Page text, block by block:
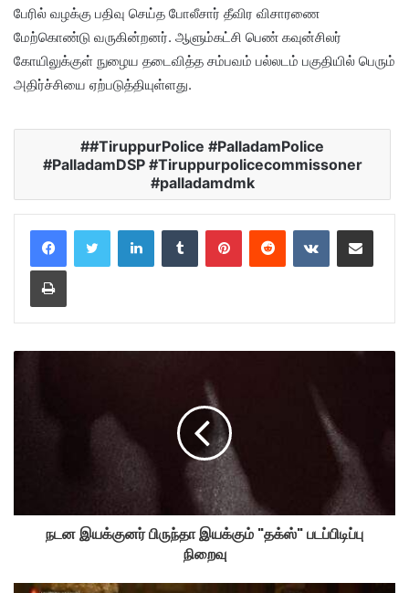
பேரில் வழக்கு பதிவு செய்த போலீசார் தீவிர விசாரணை
மேற்கொண்டு வருகின்றனர். ஆளும்கட்சி பெண் கவுன்சிலர்
கோயிலுக்குள் நுழைய தடைவித்த சம்பவம் பல்லடம் பகுதியில் பெரும்
அதிர்ச்சியை ஏற்படுத்தியுள்ளது.
#TiruppurPolice #PalladamPolice
#PalladamDSP #Tiruppurpolicecommissoner
#palladamdmk
LinkedInTumblr PinterestReddit VKontakteShare via Email
Print
நடன இயக்குனர் பிருந்தா இயக்கும் "தக்ஸ்" படப்பிடிப்பு
நிறைவு